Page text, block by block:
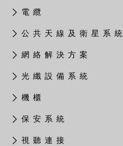
電 纜
公 共 天 線 及 衛 星 系 統
網 絡 解 決 方 案
光 纖 設 備 系 統
機 櫃
保 安 系 統
視 聽 連 接